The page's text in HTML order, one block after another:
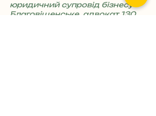
юридичний супровід бізнесу
Благовіщенське, адвокат 130